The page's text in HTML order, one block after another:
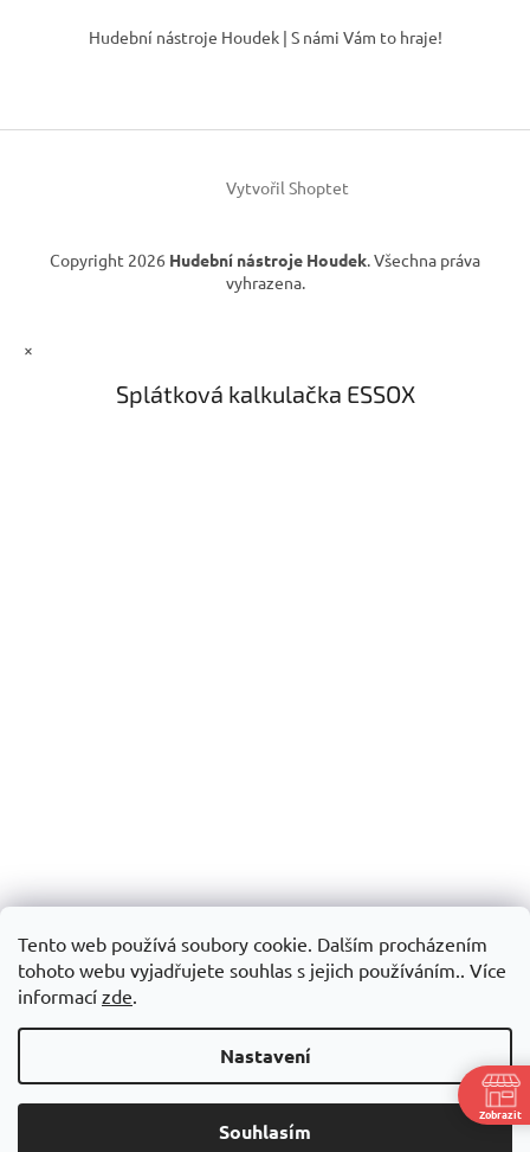
Tento web používá soubory cookie. Dalším procházením
tohoto webu vyjadřujete souhlas s jejich používáním.. Více
informací zde.
Nastavení
Souhlasím
í
Hudební nástroje Houdek | S námi Vám to hraje!
Vytvořil Shoptet
Copyright 2026 Hudební nástroje Houdek. Všechna práva
vyhrazena.
×
Splátková kalkulačka ESSOX
Zobrazit